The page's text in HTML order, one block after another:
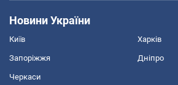
Новини України
Київ Харків
Запоріжжя Дніпро
Черкаси